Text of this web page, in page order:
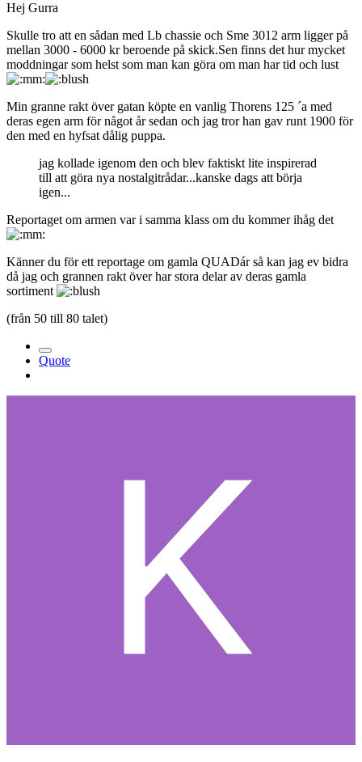
Hej Gurra
Skulle tro att en sådan med Lb chassie och Sme 3012 arm ligger på
mellan 3000 - 6000 kr beroende på skick.Sen finns det hur mycket
moddningar som helst som man kan göra om man har tid och lust
Min granne rakt över gatan köpte en vanlig Thorens 125 ´a med
deras egen arm för något år sedan och jag tror han gav runt 1900 för
den med en hyfsat dålig puppa.
jag kollade igenom den och blev faktiskt lite inspirerad
till att göra nya nostalgitrådar...kanske dags att börja
igen...
Reportaget om armen var i samma klass om du kommer ihåg det
Känner du för ett reportage om gamla QUADár så kan jag ev bidra
då jag och grannen rakt över har stora delar av deras gamla
sortiment
(från 50 till 80 talet)
Quote